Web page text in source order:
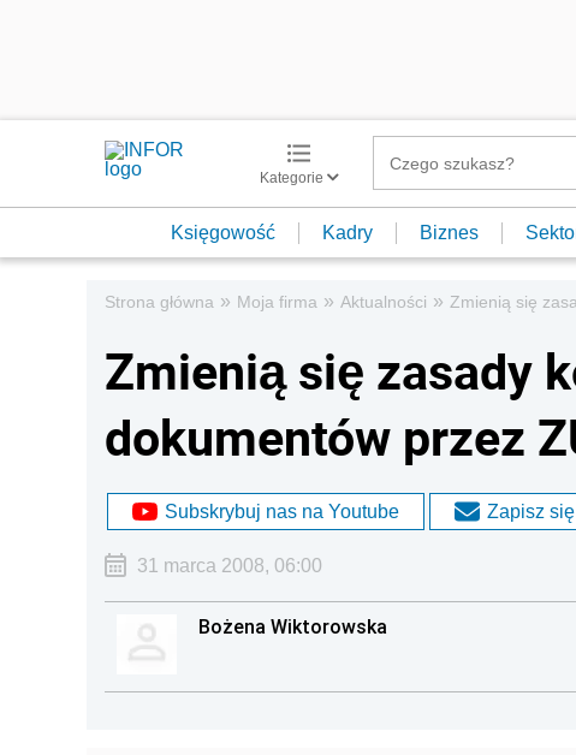
Kategorie
Księgowość Kadry Biznes
Strona główna » Moja firma » Aktualności » Zmienią się
Zmienią się zasady
dokumentów przez
Subskrybuj nas na Youtube Zapisz
31 marca 2008, 06:00
Bożena Wiktorowska